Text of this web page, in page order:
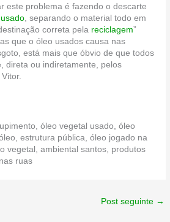
este problema é fazendo o descarte
, separando o material todo em
correta pela reciclagem”
que o óleo usados causa nas
está mais que óbvio de que todos
direta ou indiretamente, pelos
óleo vegetal usado, óleo
estrutura pública, óleo jogado na
vegetal, ambiental santos, produtos
ruas
Post seguinte →